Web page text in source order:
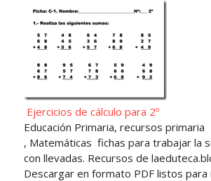
Ejercicios de cálculo para 2º
Educación Primaria, recursos primaria
, Matemáticas fichas para trabajar la
con llevadas. Recursos de
Descargar en formato PDF listos para